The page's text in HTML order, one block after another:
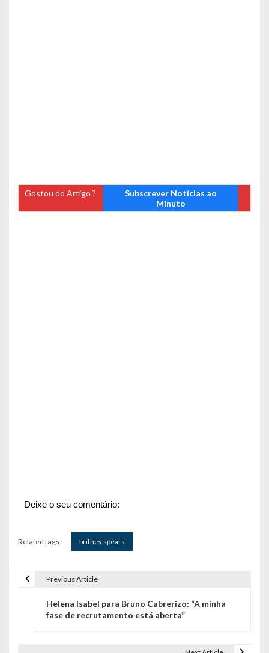
Gostou do Artigo ?
Subscrever Notícias ao
Minuto
Deixe o seu comentário:
Related tags : britney spears
Previous Article
Helena Isabel para Bruno Cabrerizo: “A minha
fase de recrutamento está aberta”